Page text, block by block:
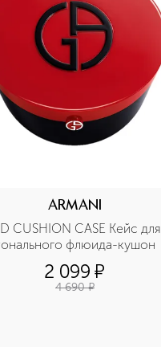
ARMANI
CUSHION CASE Кейс для
флюида-кушон
2 099 ¤
4 690 ¤